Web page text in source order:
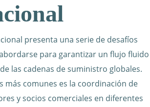
presenta una serie de desafíos
para garantizar un flujo fluido
las cadenas de suministro globales.
más comunes es la coordinación de
y socios comerciales en diferentes